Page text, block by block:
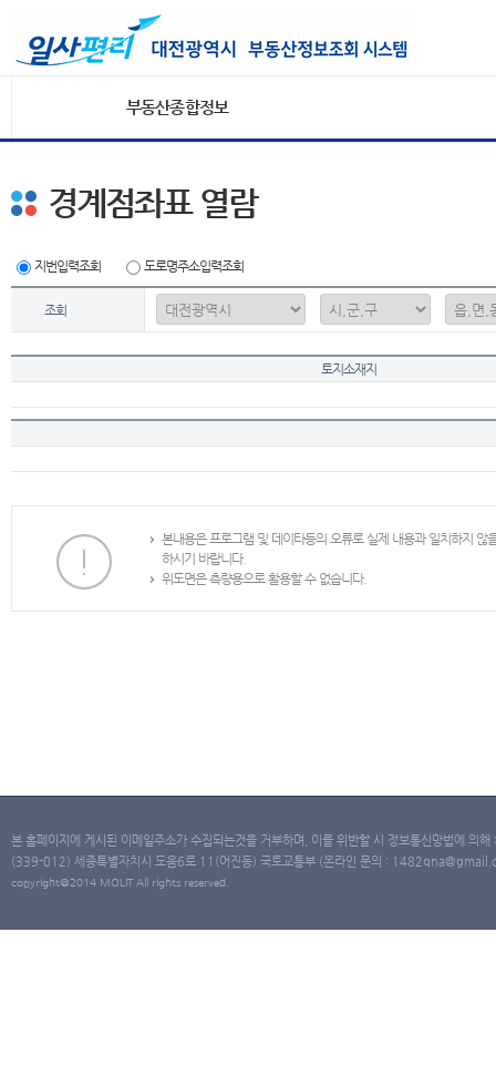
부동산종합정보
경계점좌표 열람
지번입력조회 도로명주소입력조회
조회
토지소재지
본내용은 프로그램 및 데이타등의 오류로 실제 내용과 일치하지
하시기 바랍니다.
위도면은 측량용으로 활용할 수 없습니다.
본 홈페이지에 게시된 이메일주소가 수집되는것을 거부하며, 이를 위반할 시 정보통신망법에 의
(339-012) 세종특별자치시 도움6로 11(어진동) 국토교통부 (온라인 문의 :
copyright@2014 MOLIT All rights reserved.